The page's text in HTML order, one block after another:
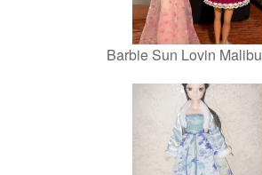
Barbie Sun Lovin